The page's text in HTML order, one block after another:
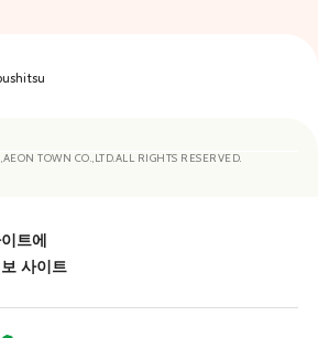
TOWN CO.,LTD.ALL RIGHTS RESERVED.
트에
사이트